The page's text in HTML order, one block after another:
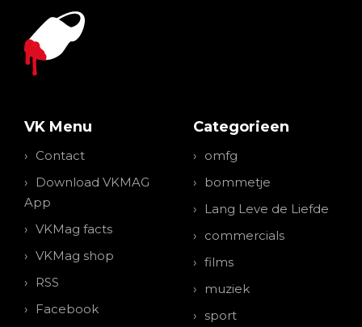
VK Menu
Contact
Download VKMAG
App
VKMag facts
VKMag shop
RSS
Facebook
Categorieen
omfg
bommetje
Lang Leve de Liefde
commercials
films
muziek
sport